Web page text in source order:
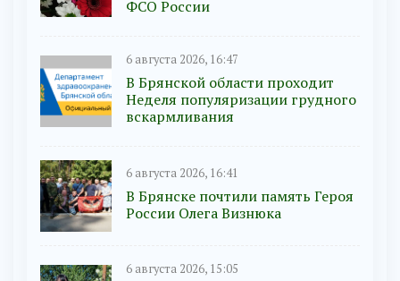
ФСО России
6 августа 2026, 16:47
В Брянской области проходит
Неделя популяризации грудного
вскармливания
6 августа 2026, 16:41
В Брянске почтили память Героя
России Олега Визнюка
6 августа 2026, 15:05